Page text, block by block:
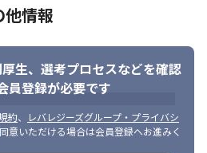
情報
生、 選考プロセスなどを確認
員登録が必要です
約、
レバレジーズグループ・プライバシ
意いただける場合は会員登録へお進みく